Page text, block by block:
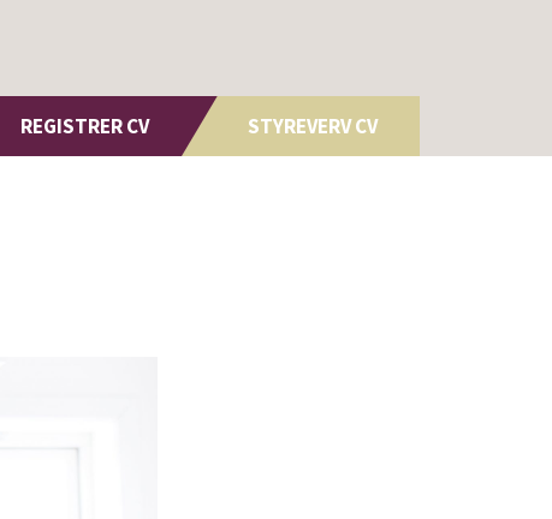
REGISTRER CV STYREVERV CV